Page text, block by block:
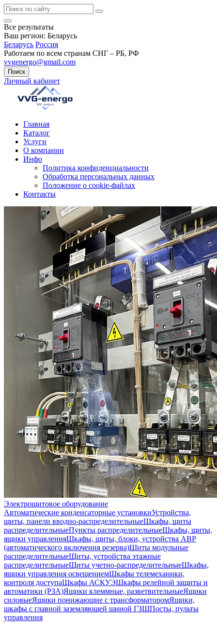
Все результаты
Ваш регион: Беларусь
Беларусь Россия
Работаем по всем странам СНГ – РБ, РФ
vvgenergo@gmail.com
Поиск
Личный кабинет
Главная
Каталог
Услуги
О компании
Инфо
Политика конфиденциальности
Обработка персональных данных
Положение о cookie-файлах
Контакты
Электрощитовое оборудование
Автоматические конденсаторные установкиУстройства,
щиты, панели вводно-распределительныеШкафы, щиты
распределительныеПункты распределительныеШкафы, щиты,
ящики управленияШкафы, щиты, блоки, устройства АВР
(автоматического включения резерва)Щиты модульные
распределительныеЩиты, устройства этажные
распределительныеЩиты учетно-распределительныеШкафы,
ящики управления освещениемШкафы телемеханики,
контроля доступаШкафы АСКУЭШкафы релейной защиты и
автоматики (РЗА)Ящики клеммные, разветвительныеЯщики
силовыеЯщики понижающие с трансформаторомЯщики,
шкафы с главной заземляющей шиной ГЗШПосты, пульты
управления